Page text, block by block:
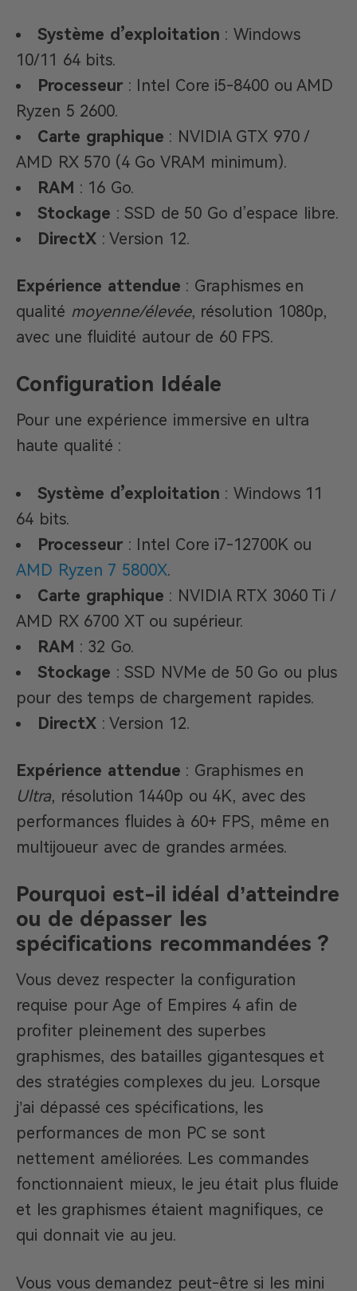
Système d’exploitation : Windows
10/11 64 bits.
Processeur : Intel Core i5-8400 ou AMD
Ryzen 5 2600.
Carte graphique : NVIDIA GTX 970 /
AMD RX 570 (4 Go VRAM minimum).
RAM : 16 Go.
Stockage : SSD de 50 Go d’espace libre.
DirectX : Version 12.
Expérience attendue : Graphismes en
qualité moyenne/élevée, résolution 1080p,
avec une fluidité autour de 60 FPS.
Configuration Idéale
Pour une expérience immersive en ultra
haute qualité :
Système d’exploitation : Windows 11
64 bits.
Processeur : Intel Core i7-12700K ou
AMD Ryzen 7 5800X.
Carte graphique : NVIDIA RTX 3060 Ti /
AMD RX 6700 XT ou supérieur.
RAM : 32 Go.
Stockage : SSD NVMe de 50 Go ou plus
pour des temps de chargement rapides.
DirectX : Version 12.
Expérience attendue : Graphismes en
Ultra, résolution 1440p ou 4K, avec des
performances fluides à 60+ FPS, même en
multijoueur avec de grandes armées.
Pourquoi est-il idéal d’atteindre
ou de dépasser les
spécifications recommandées ?
Vous devez respecter la configuration
requise pour Age of Empires 4 afin de
profiter pleinement des superbes
graphismes, des batailles gigantesques et
des stratégies complexes du jeu. Lorsque
j’ai dépassé ces spécifications, les
performances de mon PC se sont
nettement améliorées. Les commandes
fonctionnaient mieux, le jeu était plus fluide
et les graphismes étaient magnifiques, ce
qui donnait vie au jeu.
Vous vous demandez peut-être si les mini